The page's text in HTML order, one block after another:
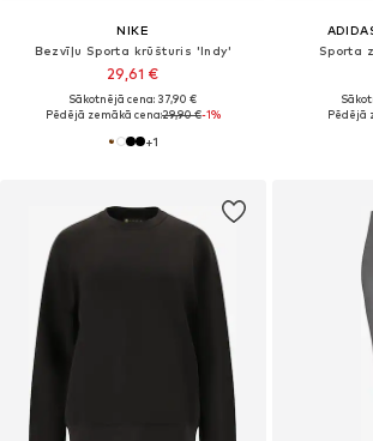
NIKE
Bezvīļu Sporta krūšturis 'Indy'
29,61 €
Sākotnējā cena: 37,90 €
Pēdējā zemākā cena:29,90 €-1%
+1
Sporta
Pēdējā